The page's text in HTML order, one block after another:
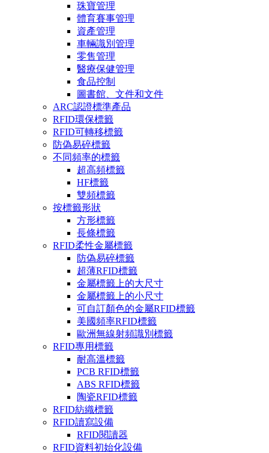
珠寶管理
體育賽事管理
資產管理
車輛識別管理
零售管理
醫療保健管理
食品控制
圖書館、文件和文件
ARC認證標準產品
RFID環保標籤
RFID可轉移標籤
防偽易碎標籤
不同頻率的標籤
超高頻標籤
HF標籤
雙頻標籤
按標籤形狀
方形標籤
長條標籤
RFID柔性金屬標籤
防偽易碎標籤
超薄RFID標籤
金屬標籤上的大尺寸
金屬標籤上的小尺寸
可自訂顏色的金屬RFID標籤
美國頻率RFID標籤
歐洲無線射頻識別標籤
RFID專用標籤
耐高溫標籤
PCB RFID標籤
ABS RFID標籤
陶瓷RFID標籤
RFID紡織標籤
RFID讀寫設備
RFID閱讀器
RFID資料初始化設備